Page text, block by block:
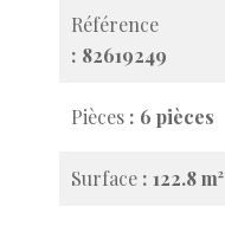
Référence
82619249
Pièces 6 pièces
Surface 122.8 m²